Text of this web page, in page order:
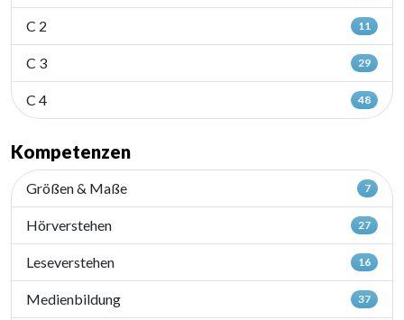
C 2 11
C 3 29
C 4 48
Kompetenzen
Größen & Maße 7
Hörverstehen 27
Leseverstehen 16
Medienbildung 37